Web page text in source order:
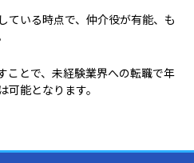
ている時点で、仲介役が有能、も
ことで、未経験業界への転職で年
能となります。